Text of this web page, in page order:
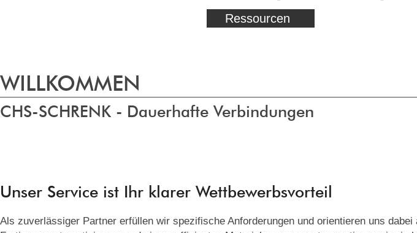
Ressourcen
WILLKOMMEN
CHS-SCHRENK - Dauerhafte Verbindungen
Unser Service ist Ihr klarer Wettbewerbsvorteil
Als zuverlässiger Partner erfüllen wir spezifische Anforderungen und orientieren uns